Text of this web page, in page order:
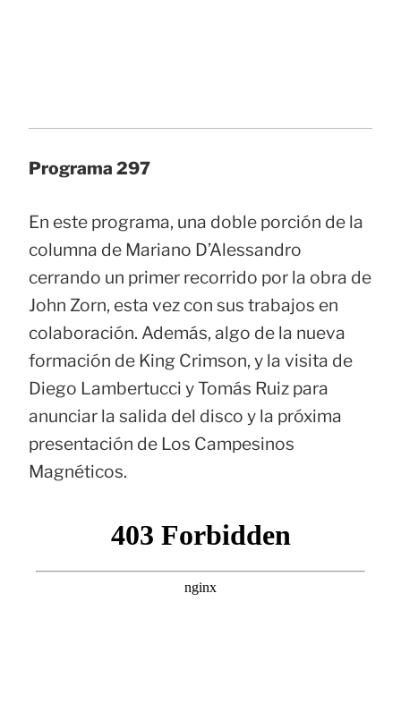
Programa 297
En este programa, una doble porción de la
columna de Mariano D’Alessandro
cerrando un primer recorrido por la obra de
John Zorn, esta vez con sus trabajos en
colaboración. Además, algo de la nueva
formación de King Crimson, y la visita de
Diego Lambertucci y Tomás Ruiz para
anunciar la salida del disco y la próxima
presentación de Los Campesinos
Magnéticos.